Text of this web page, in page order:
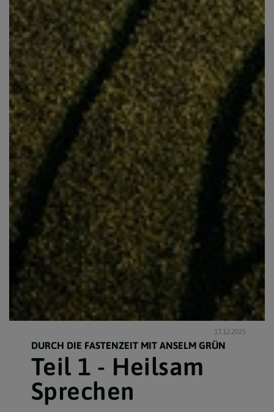
17.12.2025
DURCH DIE FASTENZEIT MIT ANSELM GRÜN
Teil 1 - Heilsam
Sprechen